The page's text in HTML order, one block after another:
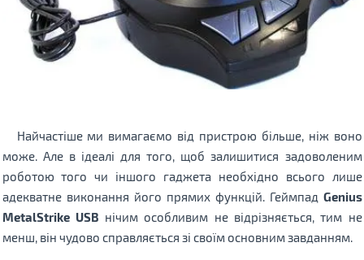
Найчастіше ми вимагаємо від пристрою більше, ніж воно
може. Але в ідеалі для того, щоб залишитися задоволеним
роботою того чи іншого гаджета необхідно всього лише
адекватне виконання його прямих функцій. Геймпад Genius
MetalStrike USB нічим особливим не відрізняється, тим не
менш, він чудово справляється зі своїм основним завданням.